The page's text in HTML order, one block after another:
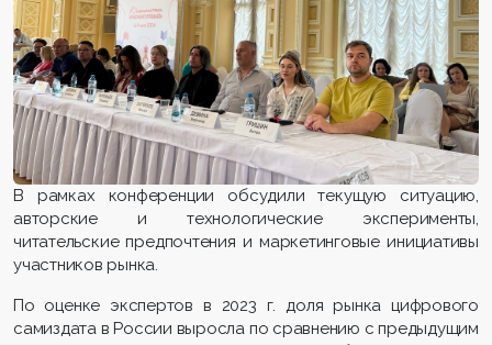
В рамках конференции обсудили текущую ситуацию,
авторские и технологические эксперименты,
читательские предпочтения и маркетинговые инициативы
участников рынка.
По оценке экспертов в 2023 г. доля рынка цифрового
самиздата в России выросла по сравнению с предыдущим